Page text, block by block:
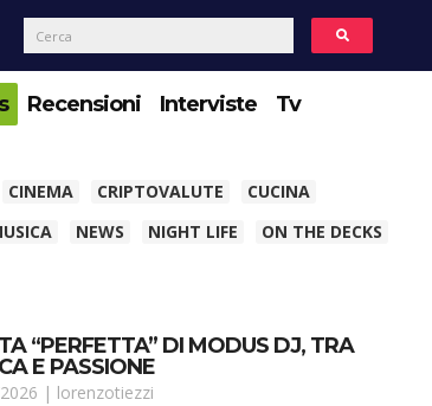
Recensioni Interviste Tv
CINEMA CRIPTOVALUTE
CUCINA
NEWS NIGHT LIFE
ON THE DECKS
“PERFETTA” DI MODUS DJ, TRA
E PASSIONE
| lorenzotiezzi